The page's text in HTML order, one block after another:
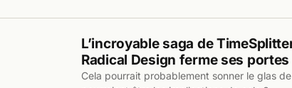
L’incroyable saga de
Radical Design ferme ses portes
Cela pourrait probablement sonner le glas